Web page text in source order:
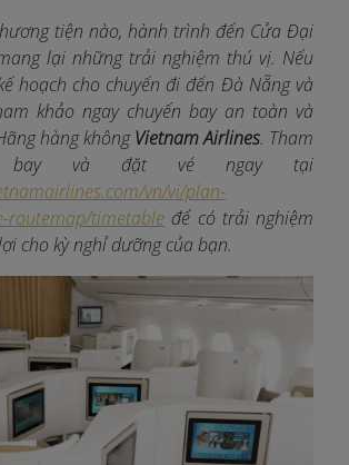
tiện nào, hành trình đến Cửa Đại
lại những trải nghiệm thú vị. Nếu
hoạch cho chuyến đi đến Đà Nẵng và
khảo ngay chuyến bay an toàn và
hàng khôngVietnam Airlines. Tham
bay và đặt vé ngay tại
vn/vi/plan-
routemap/timetable để có trải nghiệm
cho kỳ nghỉ dưỡng của bạn.